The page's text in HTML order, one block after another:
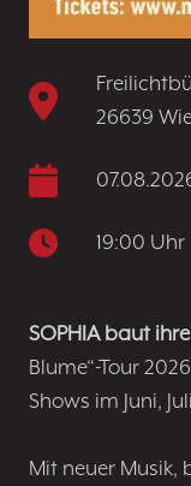
SOPHIA baut
Blume“-Tour
Shows im Juni,
Mit neuer Musik,
26639
19:00 Uhr